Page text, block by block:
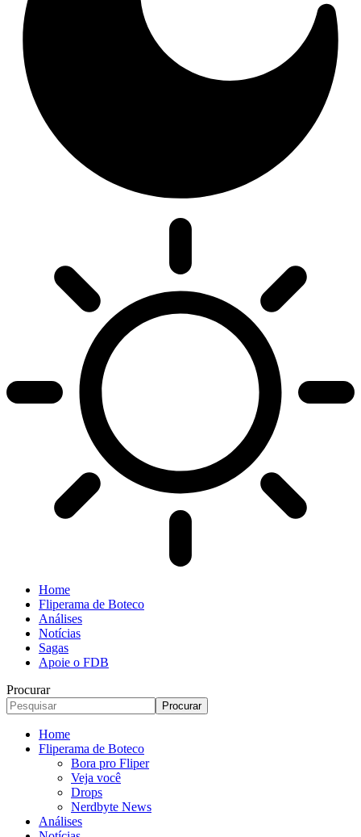
Home
Fliperama de Boteco
Análises
Notícias
Sagas
Apoie o FDB
Procurar
Home
Fliperama de Boteco
Bora pro Fliper
Veja você
Drops
Nerdbyte News
Análises